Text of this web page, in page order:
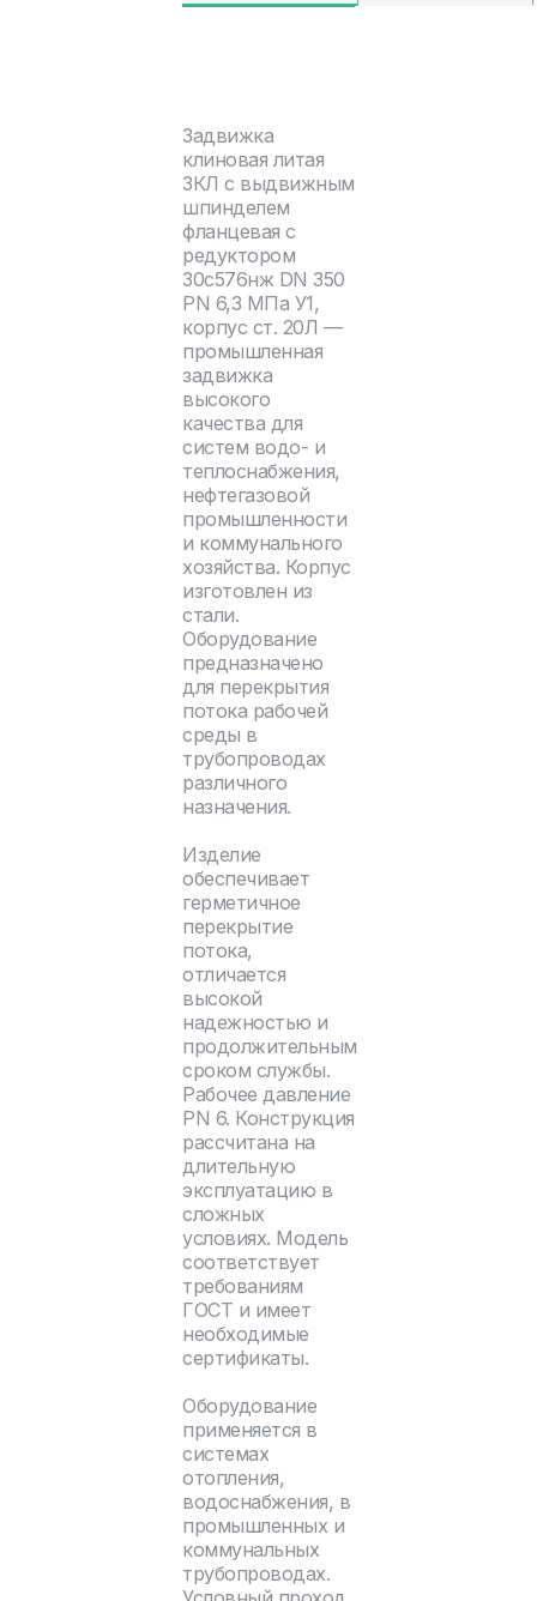
Задвижка
клиновая литая
ЗКЛ с выдвижным
шпинделем
фланцевая с
редуктором
30с576нж DN 350
PN 6,3 МПа У1,
корпус ст. 20Л —
промышленная
задвижка
высокого
качества для
систем водо- и
теплоснабжения,
нефтегазовой
промышленности
и коммунального
хозяйства. Корпус
изготовлен из
стали.
Оборудование
предназначено
для перекрытия
потока рабочей
среды в
трубопроводах
различного
назначения.
Изделие
обеспечивает
герметичное
перекрытие
потока,
отличается
высокой
надежностью и
продолжительным
сроком службы.
Рабочее давление
PN 6. Конструкция
рассчитана на
длительную
эксплуатацию в
сложных
условиях. Модель
соответствует
требованиям
ГОСТ и имеет
необходимые
сертификаты.
Оборудование
применяется в
системах
отопления,
водоснабжения, в
промышленных и
коммунальных
трубопроводах.